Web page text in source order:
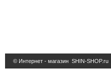
© Интернет - магазин SHIN-SHOP.ru